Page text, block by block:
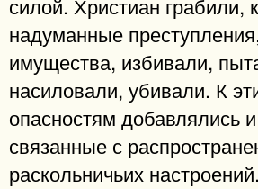
надуманные
имущества, избивали,
насиловали, убивали. К
опасностям добавлялись
связанные с
раскольничьих настроений.